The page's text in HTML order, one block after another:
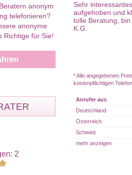
anonym
telefonieren?
anonyme
Richtige für Sie!
2
Marcela
PIN: 494
Sehr
aufgehoben und
tolle Beratung,
K.G.
* Alle angegebenen
kostenpflichtigen
Anrufer aus
Deutschland
Österreich
Schweiz
mehr anzeigen